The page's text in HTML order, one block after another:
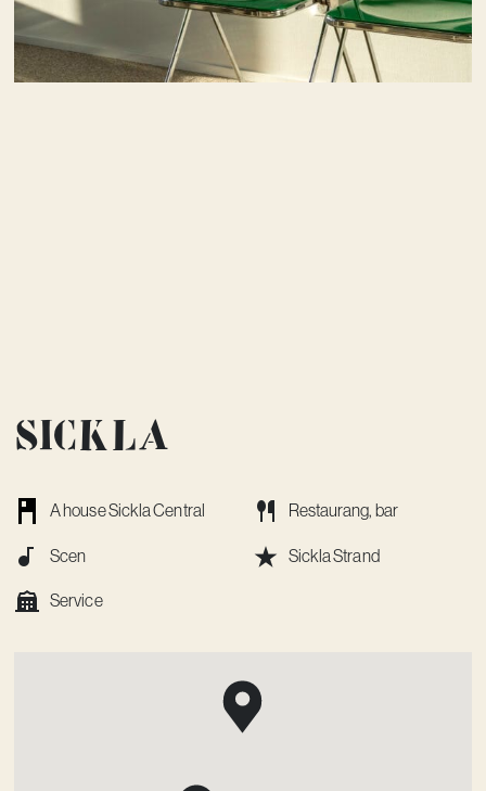
Sickla
A house Sickla Central Restaurang, bar
Scen Sickla Strand
Service